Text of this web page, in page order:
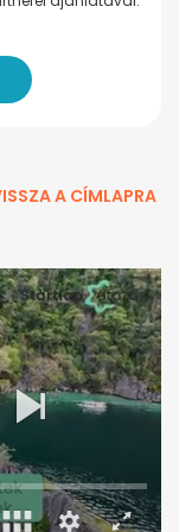
A CÍMLAPRA